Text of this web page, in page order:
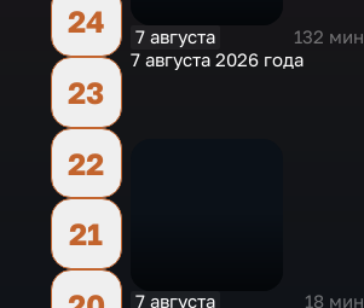
24
23
22
21
7 августа
132 мин
7 августа 2026 года
7 августа
18 мин